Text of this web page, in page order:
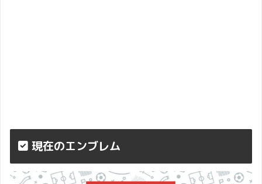
現在のエンブレム